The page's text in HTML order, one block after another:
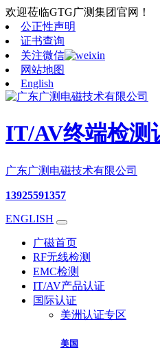
欢迎莅临GTG广测集团官网！
公正性声明
证书查询
关注微信
网站地图
English
IT/AV终端检测
广东广测电磁技术有限公司
13925591357
ENGLISH
广磁首页
RF无线检测
EMC检测
IT/AV产品认证
国际认证
美洲认证专区
美国